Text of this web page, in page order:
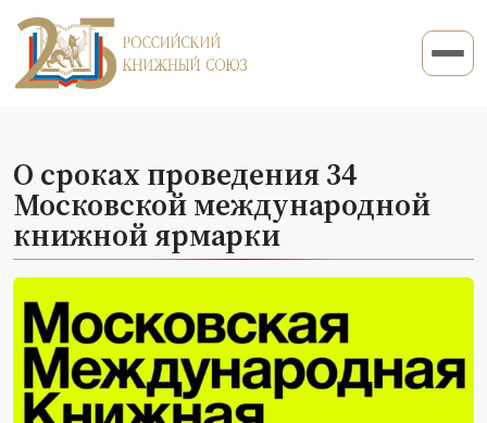
О сроках проведения 34
Московской международной
книжной ярмарки